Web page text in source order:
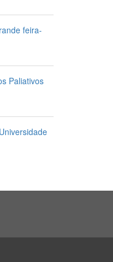
feira-
Paliativos